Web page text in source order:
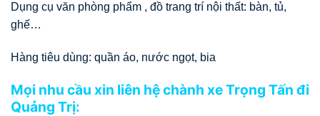
Dụng cụ văn phòng phẩm , đồ trang trí nội thất: bàn, tủ,
ghế…
Hàng tiêu dùng: quần áo, nước ngọt, bia
Mọi nhu cầu xin liên hệ chành xe Trọng Tấn đi
Quảng Trị: